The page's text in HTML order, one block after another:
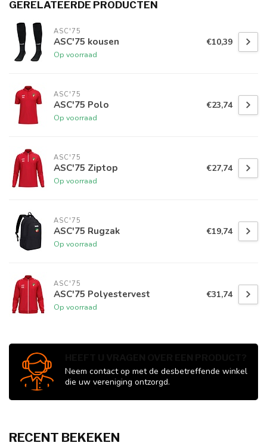
GERELATEERDE PRODUCTEN
ASC'75
ASC'75 kousen
Op voorraad
€10,39
ASC'75
ASC'75 Polo
Op voorraad
€23,74
ASC'75
ASC'75 Ziptop
Op voorraad
€27,74
ASC'75
ASC'75 Rugzak
Op voorraad
€19,74
ASC'75
ASC'75 Polyestervest
Op voorraad
€31,74
Neem contact op met de desbetreffende winkel
die uw vereniging ontzorgd.
RECENT BEKEKEN